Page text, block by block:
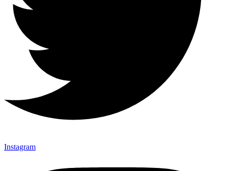
Instagram